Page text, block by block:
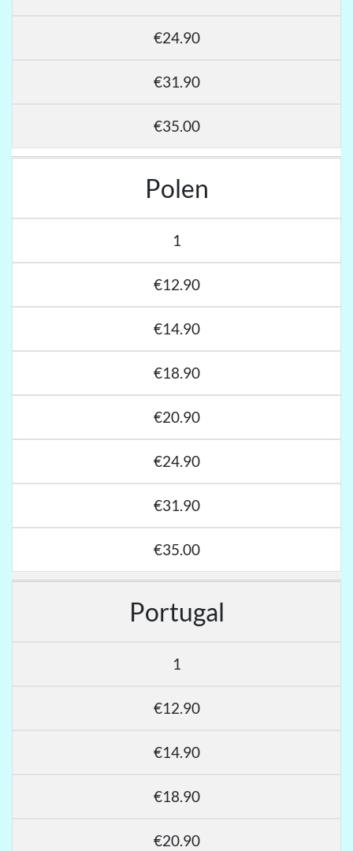
€24.90
€31.90
€35.00
Polen
1
€12.90
€14.90
€18.90
€20.90
€24.90
€31.90
€35.00
Portugal
1
€12.90
€14.90
€18.90
€20.90